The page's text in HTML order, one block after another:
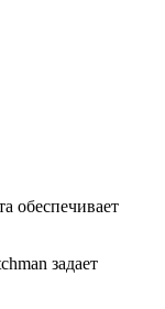
обеспечивает
задает